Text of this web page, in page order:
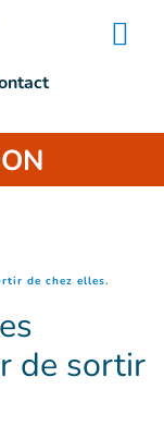
de chez elles.
de sortir